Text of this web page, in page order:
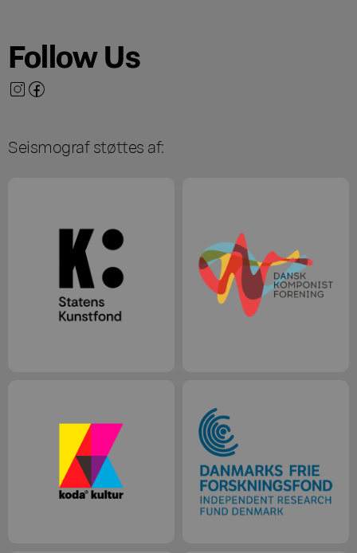
Follow Us
Seismograf støttes af: